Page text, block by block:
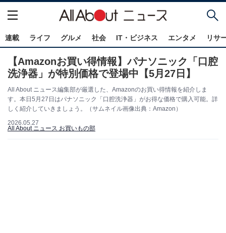
連載 ライフ グルメ 社会 IT・ビジネス エンタメ リサ
【Amazonお買い得情報】パナソニック「口腔
洗浄器」が特別価格で登場中【5月27日】
All About ニュース編集部が厳選した、Amazonのお買い得情報を紹介しま
す。本日5月27日はパナソニック「口腔洗浄器」がお得な価格で購入可能。詳
しく紹介していきましょう。（サムネイル画像出典：Amazon）
2026.05.27
All About ニュース お買いもの部